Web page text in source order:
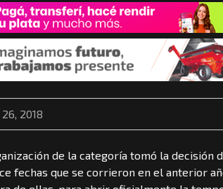
2018
de la categoría tomó la decisión
fechas que se corrieron en el anterior